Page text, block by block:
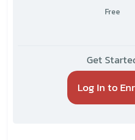
Free
Get
Log In to